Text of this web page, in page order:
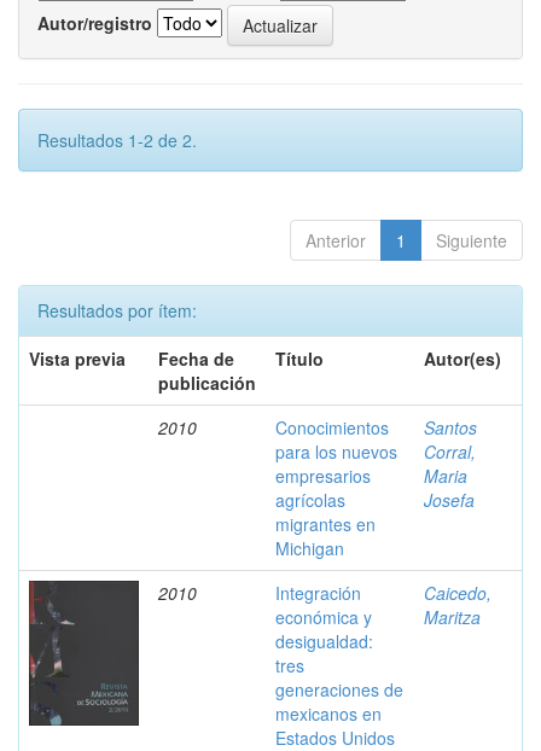
Autor/registro
Resultados 1-2 de 2.
Anterior 1 Siguiente
Resultados por ítem:
Vista previa
Fecha de
publicación
Título Autor(es)
2010
Conocimientos
para los nuevos
empresarios
agrícolas
migrantes en
Michigan
Santos
Corral,
Maria
Josefa
2010
Integración
económica y
desigualdad:
tres
generaciones de
mexicanos en
Estados Unidos
Caicedo,
Maritza